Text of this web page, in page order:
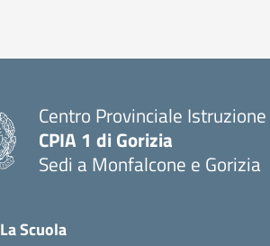
Centro Provinciale
CPIA 1 di Gorizia
Sedi a Monfalcone e Gorizia
La Scuola